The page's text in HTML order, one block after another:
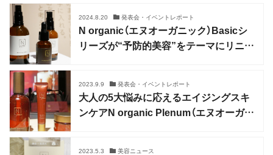
2024.8.20 発表会・イベントレポート
N organic（エヌオーガニック）Basicシ
リーズが“予防的美容”をテーマにリニュ
2023.9.9 発表会・イベントレポート
大人の5大悩みに応えるエイジングスキ
ンケアN organic Plenum（エヌオーガニ
2023.5.3 美容ニュース